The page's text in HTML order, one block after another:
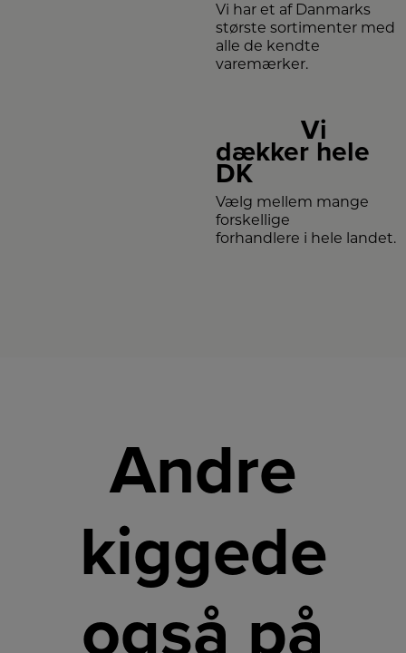
Vi har et af Danmarks
største sortimenter med
alle de kendte
varemærker.
Vi
dækker hele
DK
Vælg mellem mange
forskellige
forhandlere i hele landet.
Andre
kiggede
også på